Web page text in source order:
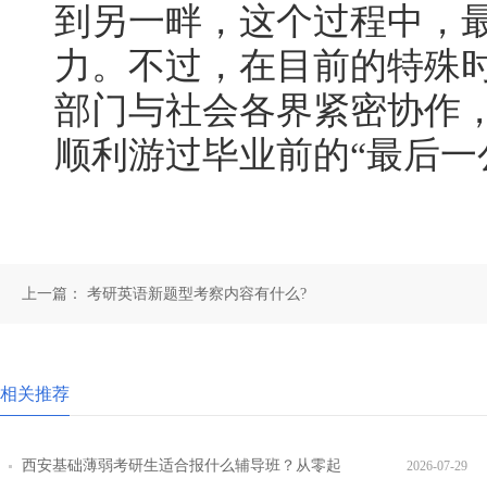
到另一畔，这个过程中，
力。不过，在目前的特殊
部门与社会各界紧密协作
顺利游过毕业前的“最后一
上一篇： 考研英语新题型考察内容有什么?
相关推荐
西安基础薄弱考研生适合报什么辅导班？从零起 2026-07-29